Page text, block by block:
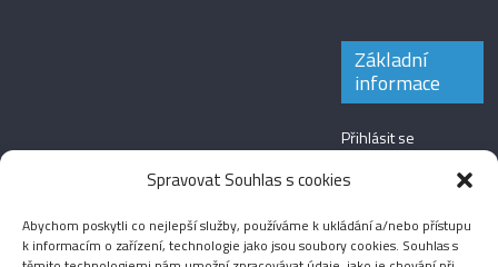
Spravovat Souhlas s cookies
Abychom poskytli co nejlepší služby, používáme k ukládání a/nebo přístupu
k informacím o zařízení, technologie jako jsou soubory cookies. Souhlas s
Základní
informace
Přihlásit se
Zdroj kanálů
Kanál komentářů